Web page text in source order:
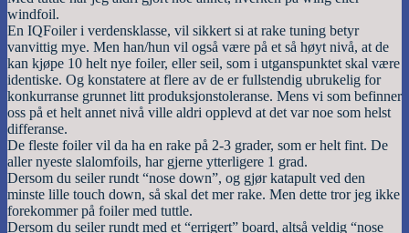
windfoil.
En IQFoiler i verdensklasse, vil sikkert si at rake tuning betyr
vanvittig mye. Men han/hun vil også være på et så høyt nivå, at de
kan kjøpe 10 helt nye foiler, eller seil, som i utganspunktet skal være
identiske. Og konstatere at flere av de er fullstendig ubrukelig for
konkurranse grunnet litt produksjonstoleranse. Mens vi som befinner
oss på et helt annet nivå ville aldri opplevd at det var noe som helst
differanse.
De fleste foiler vil da ha en rake på 2-3 grader, som er helt fint. De
aller nyeste slalomfoils, har gjerne ytterligere 1 grad.
Dersom du seiler rundt “nose down”, og gjør katapult ved den
minste lille touch down, så skal det mer rake. Men dette tror jeg ikke
forekommer på foiler med tuttle.
Dersom du seiler rundt med et “errigert” board, altså veldig “nose